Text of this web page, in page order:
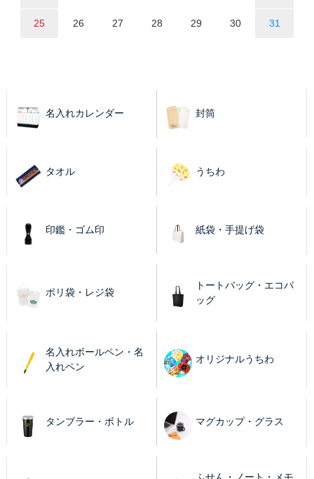
25 26 27 28 29 30 31
名入れカレンダー 封筒
タオル うちわ
印鑑・ゴム印 紙袋・手提げ袋
ポリ袋・レジ袋
トートバッグ・エコバ
ッグ
名入れボールペン・名
入れペン
オリジナルうちわ
タンブラー・ボトル マグカップ・グラス
ふせん・ノート・メモ